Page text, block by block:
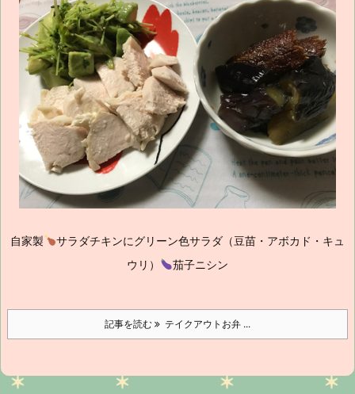
自家製
サラダチキンにグリーン色サラダ（豆苗・アボカド・キュ
ウリ）
茄子ニシン
記事を読む テイクアウトお弁 ...